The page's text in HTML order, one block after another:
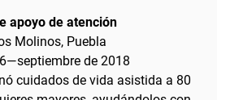
apoyo de atención
Molinos, Puebla
de 2018
cuidados de vida asistida a 80